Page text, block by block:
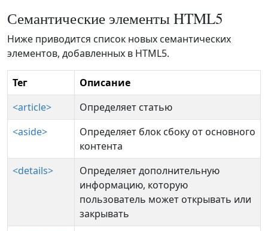
Семантические элементы HTML5
Ниже приводится список новых семантических
элементов, добавленных в HTML5.
Тег
Описание
<article>
Определяет статью
<aside>
Определяет блок сбоку от основного
контента
<details>
Определяет дополнительную
информацию, которую
пользователь может открывать или
закрывать